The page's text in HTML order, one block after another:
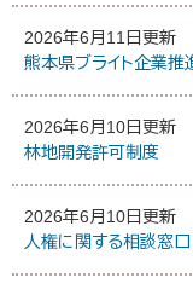
2026年6月11日更新
熊本県ブライト企業推
2026年6月10日更新
林地開発許可制度
2026年6月10日更新
人権に関する相談窓口